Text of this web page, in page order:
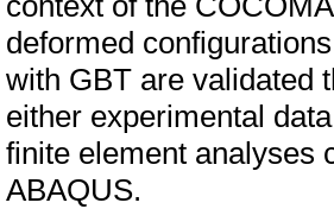
deformed
with GBT are validated
either experimental
finite element analyses
ABAQUS.